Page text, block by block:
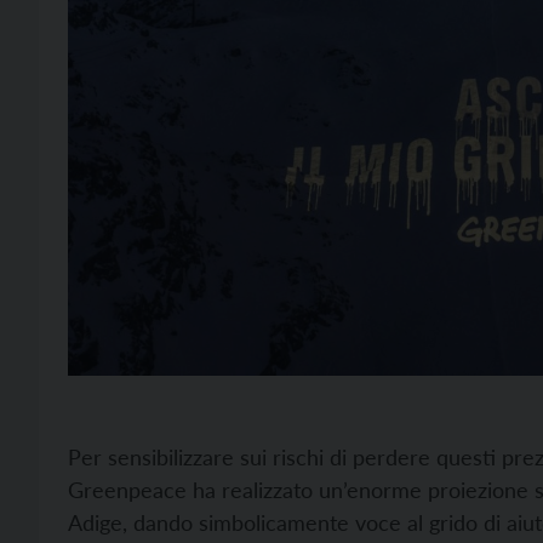
Per sensibilizzare sui rischi di perdere questi
Greenpeace ha realizzato un’enorme
Adige, dando simbolicamente voce al grido di